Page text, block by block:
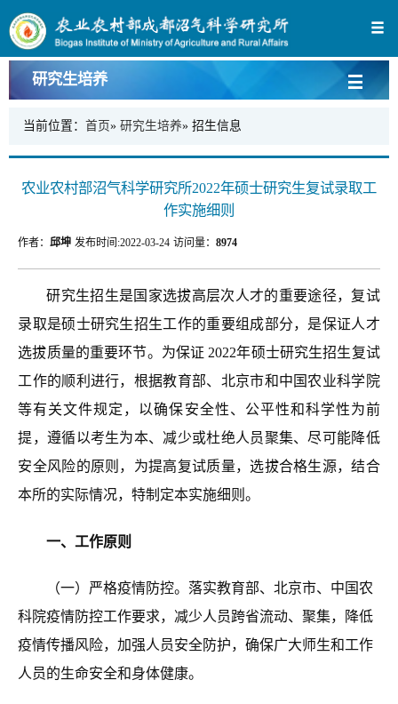
研究生培养
当前位置： 首页» 研究生培养» 招生信息
农业农村部沼气科学研究所2022年硕士研究生复试录取工
作实施细则
作者：邱坤 发布时间:2022-03-24 访问量：8974
研究生招生是国家选拔高层次人才的重要途径， 复试
录取是硕士研究生招生工作的重要组成部分，是保证人才
选拔质量的重要环节。为保证 2022年硕士研究生招生复试
工作的顺利进行，根据教育部、北京市和中国农业科学院
等有关文件规定 ，以确保安全性、公平性和科学性为前
提，遵循以考生为本、减少或杜绝人员聚集、尽可能降低
安全风险的原则， 为提高复试质量，选拔合格生源，结合
本所的实际情况，特制定本实施细则。
一、工作原则
（一）严格疫情防控。 落实教育部、北京市、中国农
科院疫情防控工作要求，减少人员跨省流动、聚集，降低
疫情传播风险，加强人员安全防护，确保广大师生和工作
人员的生命安全和身体健康。